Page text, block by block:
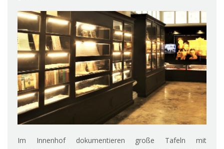
Im Innenhof dokumentieren große Tafeln mit